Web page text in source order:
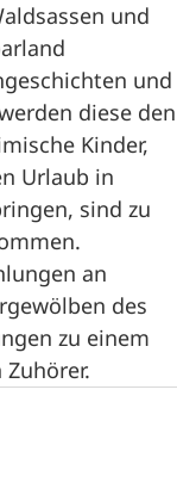
und
und
diese den
Kinder,
Urlaub in
sind zu
an
des
zu einem